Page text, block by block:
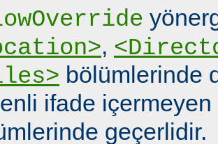
,
bölümlerinde
ifade içermeyen
geçerlidir.